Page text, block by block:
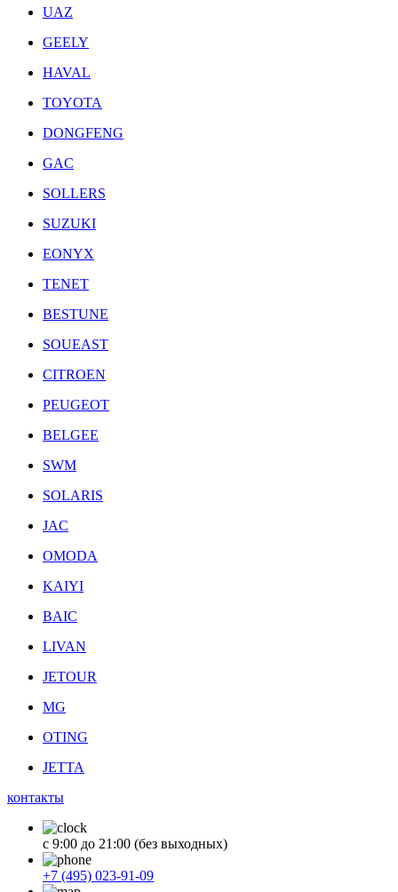
UAZ
GEELY
HAVAL
TOYOTA
DONGFENG
GAC
SOLLERS
SUZUKI
EONYX
TENET
BESTUNE
SOUEAST
CITROEN
PEUGEOT
BELGEE
SWM
SOLARIS
JAC
OMODA
KAIYI
BAIC
LIVAN
JETOUR
MG
OTING
JETTA
контакты
с 9:00 до 21:00 (без выходных)
+7 (495) 023-91-09